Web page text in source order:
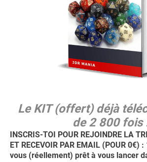
Le KIT (offert) déjà
de 2 800 fois
INSCRIS-TOI POUR REJOINDRE LA
ET RECEVOIR PAR EMAIL (POUR 0€)
vous (réellement) prêt à vous lancer